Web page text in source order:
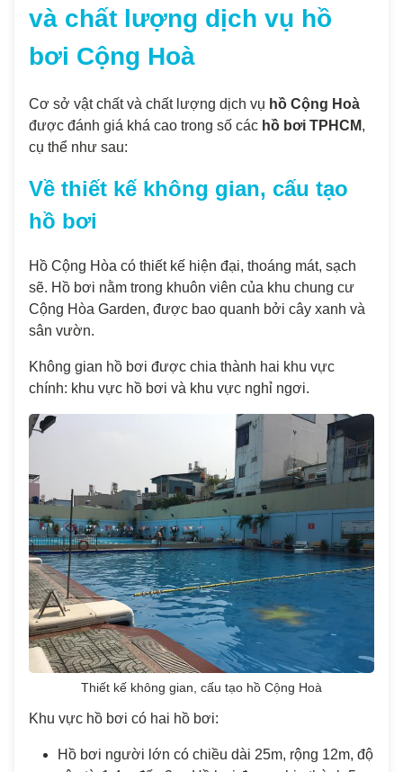
và chất lượng dịch vụ hồ
bơi Cộng Hoà
Cơ sở vật chất và chất lượng dịch vụ hồ Cộng Hoà
được đánh giá khá cao trong số các hồ bơi TPHCM,
cụ thể như sau:
Về thiết kế không gian, cấu tạo
hồ bơi
Hồ Cộng Hòa có thiết kế hiện đại, thoáng mát, sạch
sẽ. Hồ bơi nằm trong khuôn viên của khu chung cư
Cộng Hòa Garden, được bao quanh bởi cây xanh và
sân vườn.
Không gian hồ bơi được chia thành hai khu vực
chính: khu vực hồ bơi và khu vực nghỉ ngơi.
Thiết kế không gian, cấu tạo hồ Cộng Hoà
Khu vực hồ bơi có hai hồ bơi:
Hồ bơi người lớn có chiều dài 25m, rộng 12m, độ